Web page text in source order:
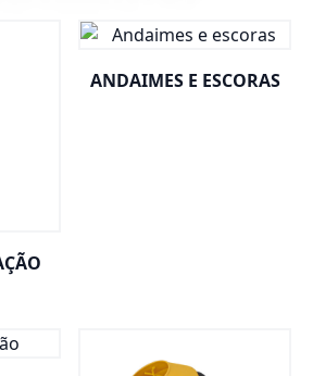
ANDAIMES E ESCORAS